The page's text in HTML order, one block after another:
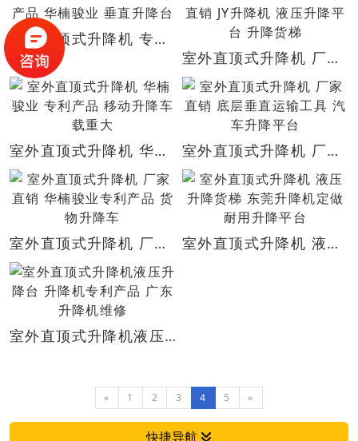
室外直顶式升降机 专利产品 华楠骏业 垂直升降台
室外直顶式升降机 厂家直销 JY升降机 液压升降平台 升降货梯
室外直顶式升降机 华楠骏业 专利产品 移动升降车 载重大 室外直顶式升降机 厂家直销 底层垂直运输工具 汽车升降平台
室外直顶式升降机 厂家直销 华楠骏业专利产品 货物升降车 室外直顶式升降机 液压升降货梯 东莞升降机定做 耐用升降平台
室外直顶式升降机液压升降台 升降机专利产品 广东升降机维修
« 1 2 3 4 5 »
快捷导航